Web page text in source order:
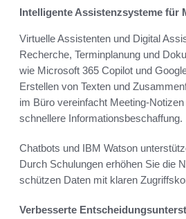
Intelligente Assistenzsysteme für
Virtuelle Assistenten und Digital
Recherche, Terminplanung und
wie Microsoft 365 Copilot und
Erstellen von Texten und
im Büro vereinfacht Meeting-
schnellere Informationsbeschaffung.
Chatbots und IBM Watson
Durch Schulungen erhöhen Sie die
schützen Daten mit klaren
Verbesserte